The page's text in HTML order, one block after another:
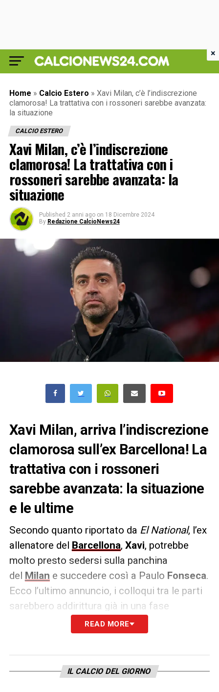
Home » Calcio Estero » Xavi Milan, c’è l’indiscrezione
clamorosa! La trattativa con i rossoneri sarebbe avanzata:
la situazione
CALCIO ESTERO
Xavi Milan, c’è l’indiscrezione
clamorosa! La trattativa con i
rossoneri sarebbe avanzata: la
situazione
Published 2 anni ago on 18 Dicembre 2024
By Redazione CalcioNews24
Xavi Milan, arriva l’indiscrezione
clamorosa sull’ex Barcellona! La
trattativa con i rossoneri
sarebbe avanzata: la situazione
e le ultime
Secondo quanto riportato da El National, l’ex
allenatore del Barcellona, Xavi, potrebbe
molto presto sedersi sulla panchina
del Milan e succedere così a Paulo Fonseca.
Ecco l’ultimo annuncio, i colloqui tra le parti
sarebbero addirittura già in una fase
decisamente avanzata. La situazione:
trattative avanzate col Milan per guidare la
READ MORE
IL CALCIO DEL GIORNO
×